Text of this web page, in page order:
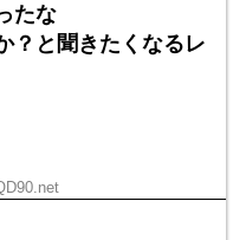
たな
？と聞きたくなるレ